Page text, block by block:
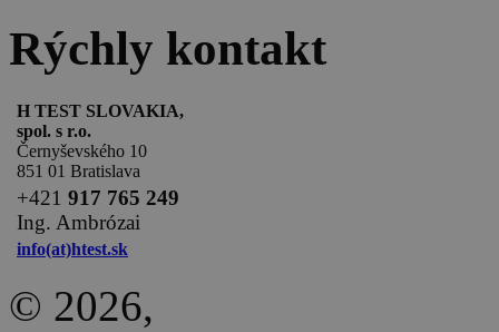
Rýchly kontakt
H TEST SLOVAKIA,
spol. s r.o.
Černyševského 10
851 01 Bratislava
+421 917 765 249
Ing. Ambrózai
info(at)htest.sk
© 2026,